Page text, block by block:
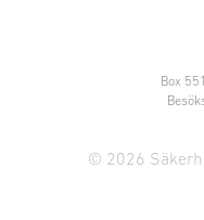
Box
© 2026